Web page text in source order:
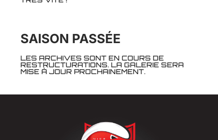
SAISON PASSÉE
LES ARCHIVES SONT EN COURS DE
RESTRUCTURATIONS. LA GALERIE SERA
MISE À JOUR PROCHAINEMENT.